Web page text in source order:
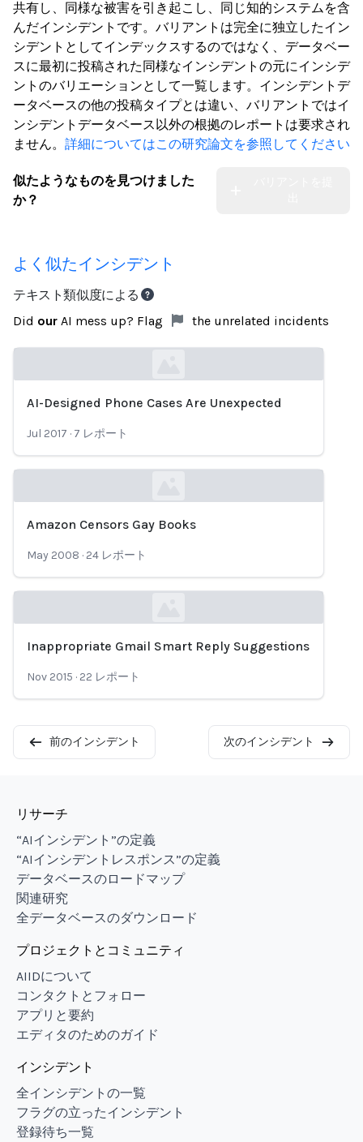
共有し、同様な被害を引き起こし、同じ知的システムを含
んだインシデントです。バリアントは完全に独立したイン
シデントとしてインデックスするのではなく、データベー
スに最初に投稿された同様なインシデントの元にインシデ
ントのバリエーションとして一覧します。インシデントデ
ータベースの他の投稿タイプとは違い、バリアントではイ
ンシデントデータベース以外の根拠のレポートは要求され
ません。 詳細についてはこの研究論文を参照してください
似たようなものを見つけました
か？
よく似たインシデント
テキスト類似度による
Did our AI mess up? Flag the unrelated incidents
AI-Designed Phone Cases Are Unexpected
Jul 2017 · 7 レポート
Amazon Censors Gay Books
May 2008 · 24 レポート
Loading...
Inappropriate Gmail Smart Reply Suggestions
Nov 2015 · 22 レポート
前のインシデント 次のインシデント
リサーチ
“AIインシデント”の定義
“AIインシデントレスポンス”の定義
データベースのロードマップ
関連研究
全データベースのダウンロード
プロジェクトとコミュニティ
AIIDについて
コンタクトとフォロー
アプリと要約
エディタのためのガイド
インシデント
全インシデントの一覧
フラグの立ったインシデント
登録待ち一覧